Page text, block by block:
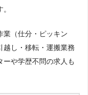
業（仕分・ピッキン
越し・移転・運搬業務
ーや学歴不問の求人も